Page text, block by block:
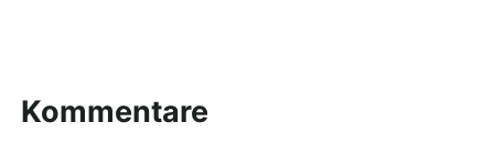
Kommentare